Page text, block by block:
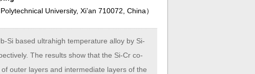
University, Xi’an 710072, China）
Si based ultrahigh temperature alloy by Si-
The results show that the Si-Cr co-
outer layers and intermediate layers of the